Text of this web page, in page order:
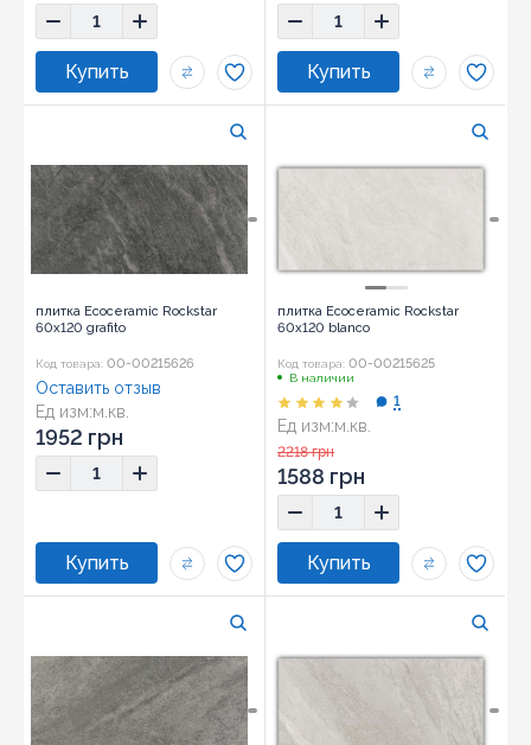
плитка Ecoceramic Rockstar
60x120 grafito
Код товара: 00-00215626
Ед изм:м.кв.
Размер:60x120
Оставить отзыв
1952 грн
плитка Ecoceramic Rockstar
60x120 blanco
Код товара: 00-00215625
В наличии
Ед изм:м.кв.
Размер:
1
2218 грн
1588 грн